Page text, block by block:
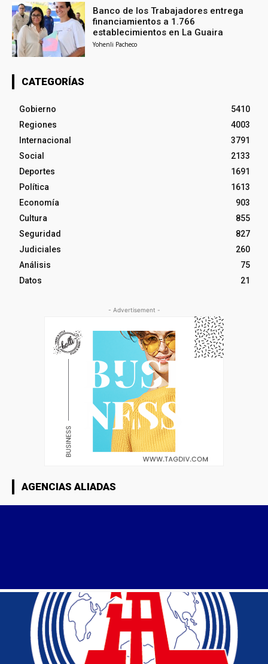
Banco de los Trabajadores entrega
financiamientos a 1.766
establecimientos en La Guaira
Yohenli Pacheco
CATEGORÍAS
Gobierno
5410
Regiones
4003
Internacional
3791
Social
2133
Deportes
1691
Política
1613
Economía
903
Cultura
855
Seguridad
827
Judiciales
260
Análisis
75
Datos
21
- Advertisement -
AGENCIAS ALIADAS